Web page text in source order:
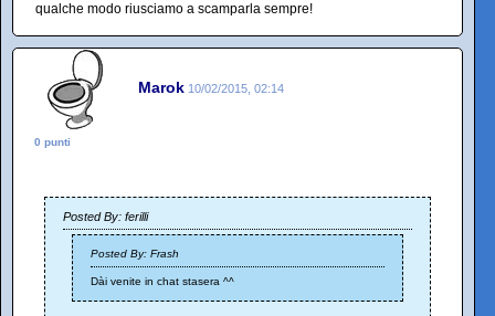
qualche modo riusciamo a scamparla sempre!
Marok 10/02/2015, 02:14
0 punti
Posted By: ferilli
Posted By: Frash
Dài venite in chat stasera ^^